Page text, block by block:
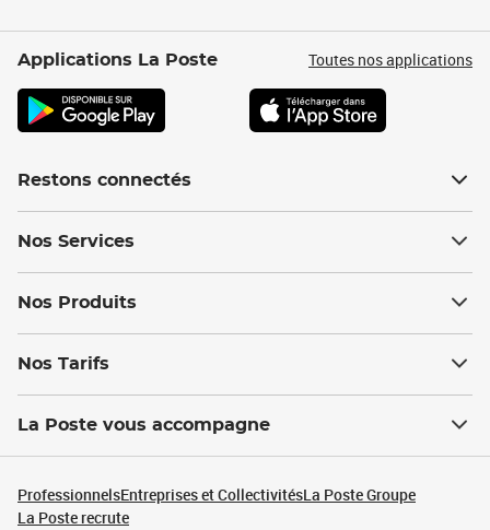
Applications La Poste Toutes nos applications
Restons connectés
Nos Services
Nos Produits
Nos Tarifs
La Poste vous accompagne
ProfessionnelsEntreprises et CollectivitésLa Poste Groupe
La Poste recrute